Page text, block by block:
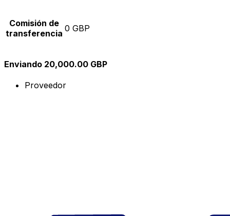
Comisión de
transferencia 0 GBP
Enviando 20,000.00 GBP
Proveedor